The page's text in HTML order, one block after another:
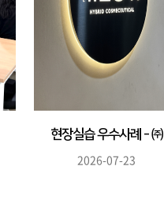
현장실습 우수사례 - ㈜
2026-07-23